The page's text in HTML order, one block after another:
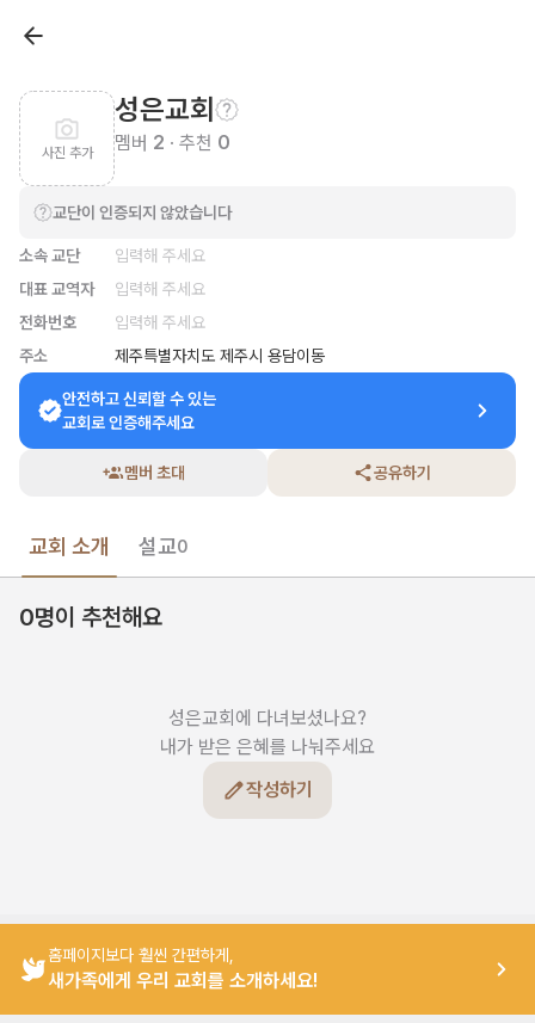
사진 추가
성은교회
멤버 2 · 추천 0
교단이 인증되지 않았습니다
소속 교단
입력해 주세요
대표 교역자
입력해 주세요
전화번호
입력해 주세요
주소
제주특별자치도 제주시 용담이동
안전하고 신뢰할 수 있는
교회로 인증해주세요
멤버 초대 공유하기
교회 소개 설교0
0명이 추천해요
성은교회에 다녀보셨나요?
내가 받은 은혜를 나눠주세요
작성하기
홈페이지보다 훨씬 간편하게,
새가족에게 우리 교회를 소개하세요!